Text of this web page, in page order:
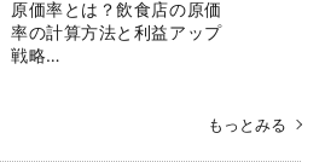
原価率とは？飲食店の原価
率の計算方法と利益アップ
戦略…
もっとみる